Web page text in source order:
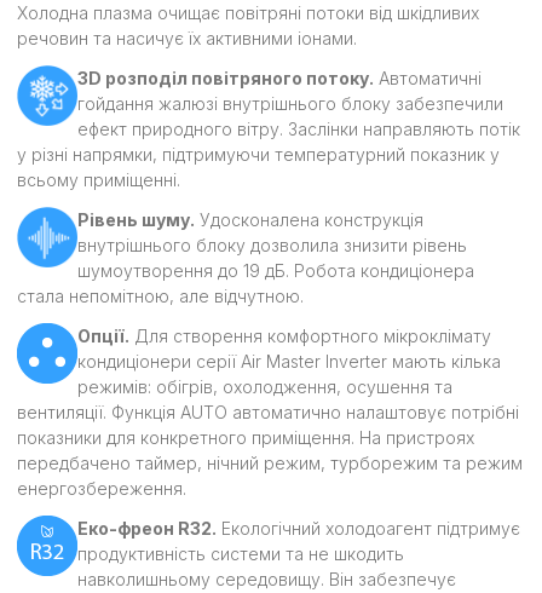
Холодна плазма очищає повітряні потоки від шкідливих
речовин та насичує їх активними іонами.
3D розподіл повітряного потоку. Автоматичні
гойдання жалюзі внутрішнього блоку забезпечили
ефект природного вітру. Заслінки направляють потік
у різні напрямки, підтримуючи температурний показник у
всьому приміщенні.
Рівень шуму. Удосконалена конструкція
внутрішнього блоку дозволила знизити рівень
шумоутворення до 19 дБ. Робота кондиціонера
стала непомітною, але відчутною.
Опції. Для створення комфортного мікроклімату
кондиціонери серії Air Master Inverter мають кілька
режимів: обігрів, охолодження, осушення та
вентиляції. Функція AUTO автоматично налаштовує потрібні
показники для конкретного приміщення. На пристроях
передбачено таймер, нічний режим, турборежим та режим
енергозбереження.
Еко-фреон R32. Екологічний холодоагент підтримує
продуктивність системи та не шкодить
навколишньому середовищу. Він забезпечує